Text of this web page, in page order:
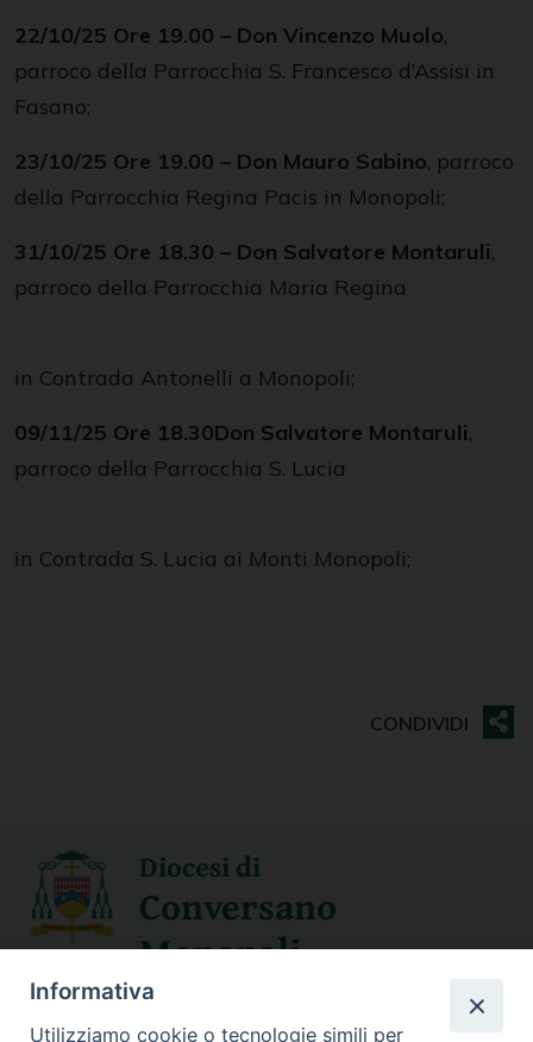
22/10/25 Ore 19.00 – Don Vincenzo Muolo,
parroco della Parrocchia S. Francesco d’Assisi in
Fasano;
23/10/25 Ore 19.00 – Don Mauro Sabino, parroco
della Parrocchia Regina Pacis in Monopoli;
31/10/25 Ore 18.30 – Don Salvatore Montaruli,
parroco della Parrocchia Maria Regina
in Contrada Antonelli a Monopoli;
09/11/25 Ore 18.30Don Salvatore Montaruli,
parroco della Parrocchia S. Lucia
in Contrada S. Lucia ai Monti Monopoli;
Diocesi di
Conversano
Monopoli
SEGUICI SU
Informativa
Utilizziamo cookie o tecnologie simili per